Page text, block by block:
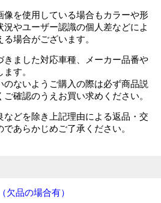
像を使用している場合もカラーや形
やユーザー認識の個人差などによ
場合がございます。
ました対応車種、メーカー品番や
す。
ないようご購入の際は必ず商品説
確認のうえお買い求めください。
どを除き上記理由による返品・交
あらかじめご了承ください。
品の場合有）